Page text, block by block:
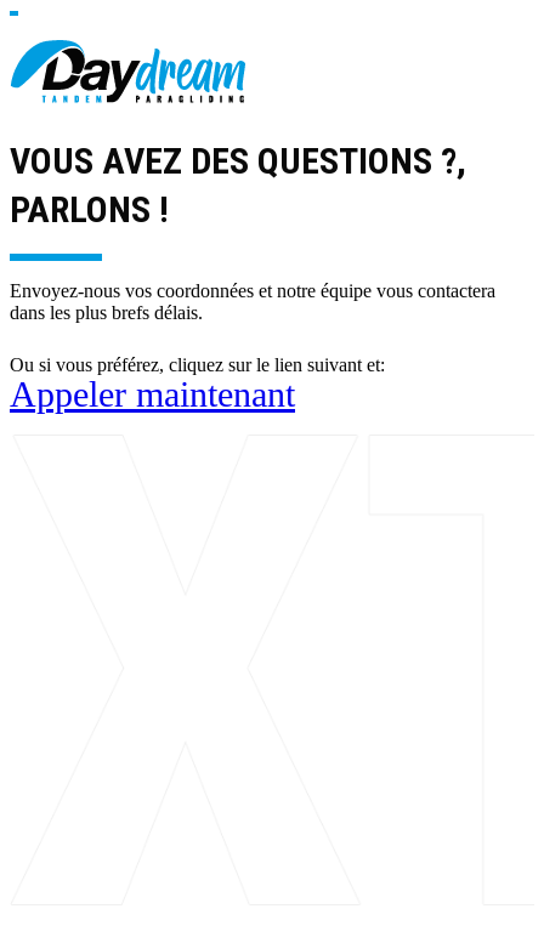
VOUS AVEZ DES QUESTIONS ?,
PARLONS !
Envoyez-nous vos coordonnées et notre équipe vous contactera
dans les plus brefs délais.
Ou si vous préférez, cliquez sur le lien suivant et:
Appeler maintenant